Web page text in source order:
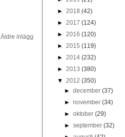
Äldre inlägg
► 2018 (42)
► 2017 (124)
► 2016 (120)
► 2015 (119)
► 2014 (232)
► 2013 (380)
▼ 2012 (350)
►december(37)
►november(34)
►oktober(29)
►september(32)